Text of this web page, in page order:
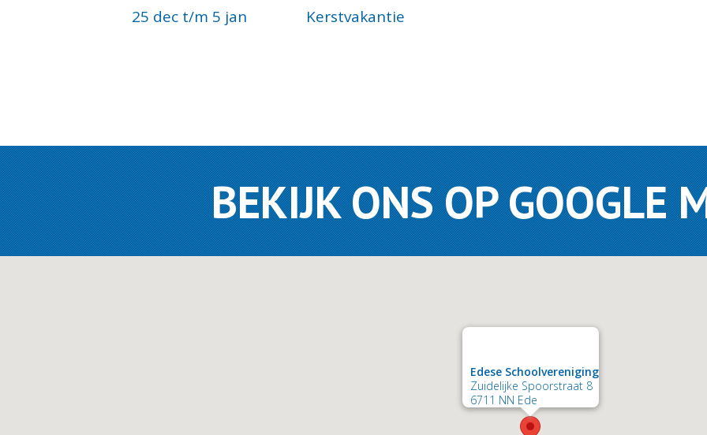
25 dec t/m 5 jan Kerstvakantie
BEKIJK ONS OP GOOGLE
Edese Schoolvereniging
Zuidelijke Spoorstraat 8
6711 NN Ede